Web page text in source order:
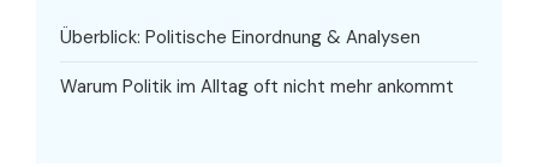
Überblick: Politische Einordnung & Analysen
Warum Politik im Alltag oft nicht mehr ankommt